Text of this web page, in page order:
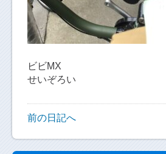
ビビMX
せいぞろい
前の日記へ